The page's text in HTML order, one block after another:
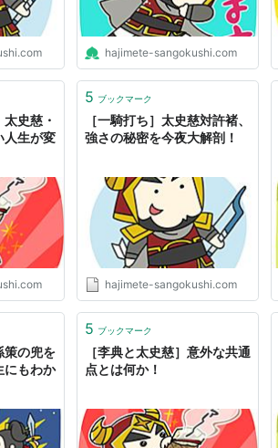
hajimete-sangokushi.com
太史慈・
人生が変
5 ブックマーク
［一騎打ち］太史慈対許褚、
強さの秘密を今夜大解剖！
hajimete-sangokushi.com
策の兜を
にもわか
5 ブックマーク
［李典と太史慈］意外な共通
点とは何か！